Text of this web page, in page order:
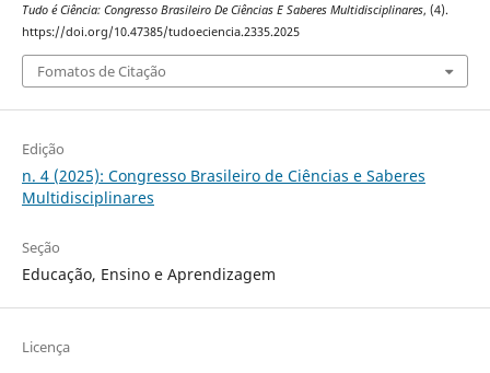
Tudo é Ciência: Congresso Brasileiro De Ciências E Saberes Multidisciplinares, (4).
https://doi.org/10.47385/tudoeciencia.2335.2025
Fomatos de Citação
Edição
n. 4 (2025): Congresso Brasileiro de Ciências e Saberes
Multidisciplinares
Seção
Educação, Ensino e Aprendizagem
Licença